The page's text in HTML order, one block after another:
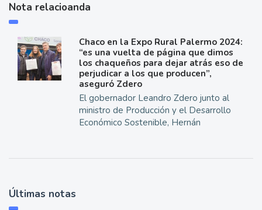
Nota relacioanda
Chaco en la Expo Rural Palermo 2024:
“es una vuelta de página que dimos
los chaqueños para dejar atrás eso de
perjudicar a los que producen”,
aseguró Zdero
El gobernador Leandro Zdero junto al
ministro de Producción y el Desarrollo
Económico Sostenible, Hernán
Últimas notas